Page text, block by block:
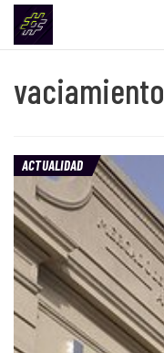
vaciamiento
ACTUALIDAD